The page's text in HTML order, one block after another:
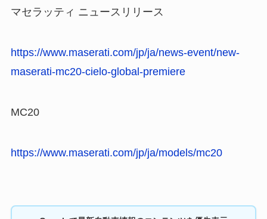
マセラッティ ニュースリリース
https://www.maserati.com/jp/ja/news-event/new-
maserati-mc20-cielo-global-premiere
MC20
https://www.maserati.com/jp/ja/models/mc20